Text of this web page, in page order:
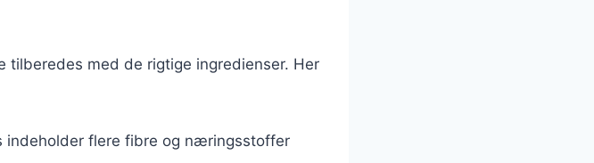
med de rigtige ingredienser. Her
indeholder flere fibre og næringsstoffer